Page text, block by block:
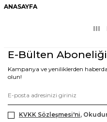
ANASAYFA
E-Bülten Aboneliği
Kampanya ve yeniliklerden
olun!
KVKK Sözleşmesi'ni,